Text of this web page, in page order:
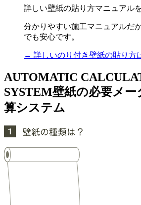
詳しい壁紙の貼り方マニュアル
分かりやすい施工マニュアルだ
でも安心です。
→ 詳しいのり付き壁紙の貼り方
AUTOMATIC
SYSTEM壁紙の必要メー
算システム